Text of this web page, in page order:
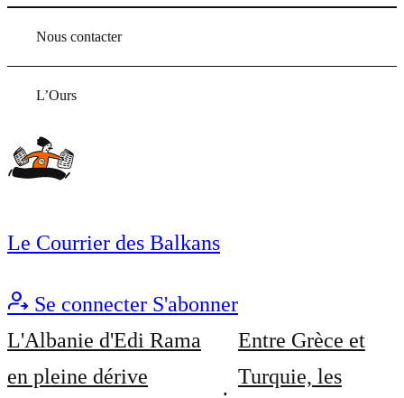
Nous contacter
L’Ours
Le Courrier des Balkans
Se connecter S'abonner
L'Albanie d'Edi Rama
en pleine dérive
Entre Grèce et
Turquie, les